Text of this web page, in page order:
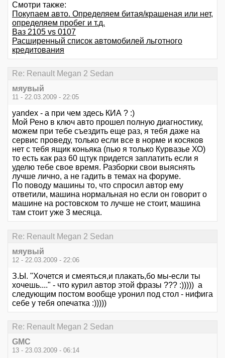
Смотри также:
Покупаем авто. Определяем битая/крашеная или нет,
определяем пробег и т.д.
Ваз 2105 vs 0107
Расширенный список автомобилей льготного
кредитования
Re: Renault Megan 2 Sedan
мяувый
11 - 22.03.2009 - 22:05
yandex - а при чем здесь КИА ? :)
Мой Рено в ключ авто прошел полную диагностику,
можем при тебе съездить еще раз, я тебя даже на
сервис проведу, только если все в норме и косяков
нет с тебя ящик коньяка (пью я только Курвазье ХО)
то есть как раз 60 щтук придется заплатить если я
уделю тебе свое время. Разборки свои выяснять
лучше лично, а не гадить в темах на форуме.
По поводу машины то, что спросил автор ему
ответили, машина нормальная но если он говорит о
машине на ростовском то лучше не стоит, машина
там стоит уже 3 месяца.
Re: Renault Megan 2 Sedan
мяувый
12 - 22.03.2009 - 22:06
З.Ы. "Хочется и смеяться,и плакать,бо мы-если ты
хочешь...." - что курил автор этой фразы ??? :))))) а
следующим постом вообще уронил под стол - нифига
себе у тебя опечатка :)))))
Re: Renault Megan 2 Sedan
GMC
13 - 23.03.2009 - 06:14